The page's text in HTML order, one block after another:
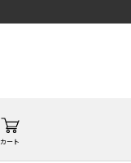
カート